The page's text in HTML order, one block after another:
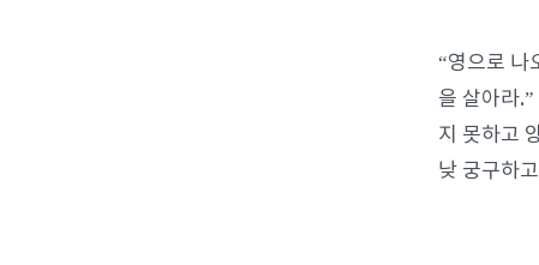
“영으로 나
을 살아라
지 못하고
낮 궁구하